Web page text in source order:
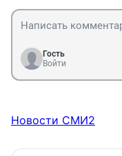
Гость
Войти
Новости СМИ2